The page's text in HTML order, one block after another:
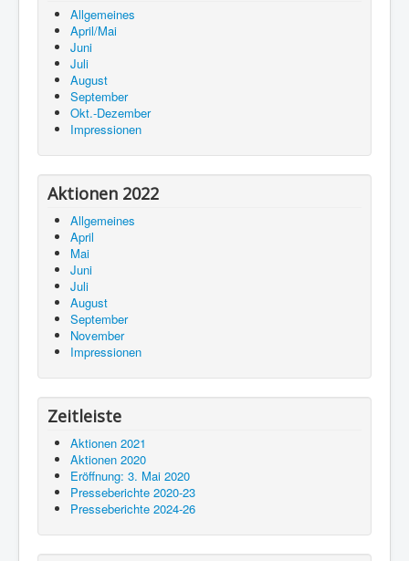
Allgemeines
April/Mai
Juni
Juli
August
September
Okt.-Dezember
Impressionen
Aktionen 2022
Allgemeines
April
Mai
Juni
Juli
August
September
November
Impressionen
Zeitleiste
Aktionen 2021
Aktionen 2020
Eröffnung: 3. Mai 2020
Presseberichte 2020-23
Presseberichte 2024-26